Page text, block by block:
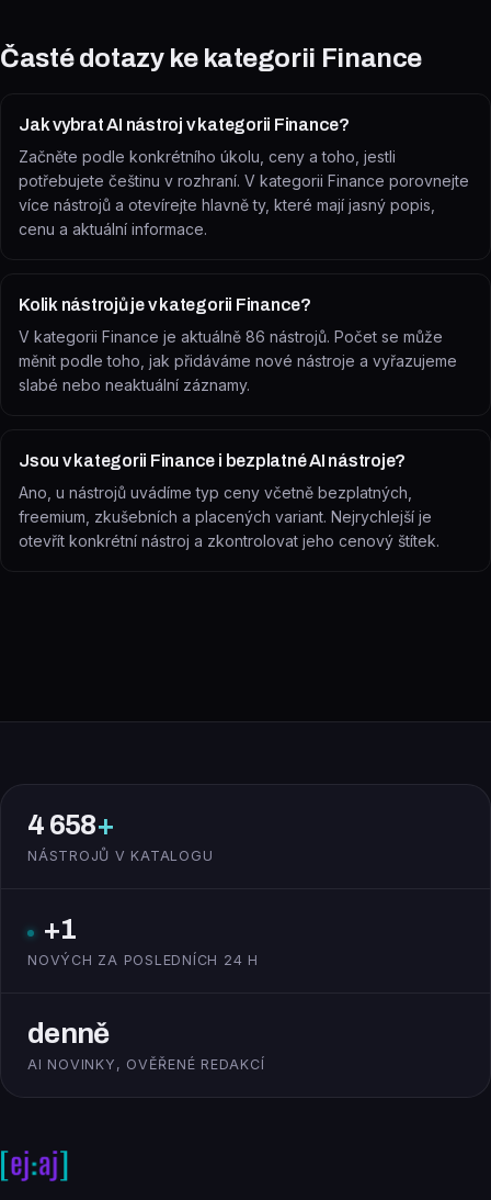
Časté dotazy ke kategorii Finance
Jak vybrat AI nástroj v kategorii Finance?
Začněte podle konkrétního úkolu, ceny a toho, jestli
potřebujete češtinu v rozhraní. V kategorii Finance porovnejte
více nástrojů a otevírejte hlavně ty, které mají jasný popis,
cenu a aktuální informace.
Kolik nástrojů je v kategorii Finance?
V kategorii Finance je aktuálně 86 nástrojů. Počet se může
měnit podle toho, jak přidáváme nové nástroje a vyřazujeme
slabé nebo neaktuální záznamy.
Jsou v kategorii Finance i bezplatné AI nástroje?
Ano, u nástrojů uvádíme typ ceny včetně bezplatných,
freemium, zkušebních a placených variant. Nejrychlejší je
otevřít konkrétní nástroj a zkontrolovat jeho cenový štítek.
4 658+
NÁSTROJŮ V KATALOGU
+1
NOVÝCH ZA POSLEDNÍCH 24 H
denně
AI NOVINKY, OVĚŘENÉ REDAKCÍ